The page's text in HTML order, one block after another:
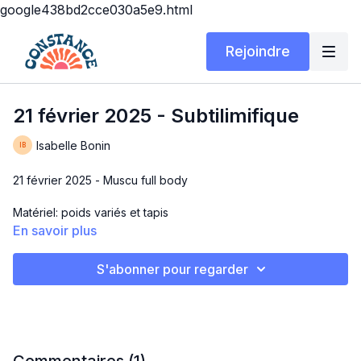
google438bd2cce030a5e9.html
Rejoindre
21 février 2025 - Subtilimifique
Isabelle Bonin
21 février 2025 - Muscu full body
Matériel: poids variés et tapis
tapis 😂 à ne pas sous-estimer!
En savoir plus
S'abonner pour regarder